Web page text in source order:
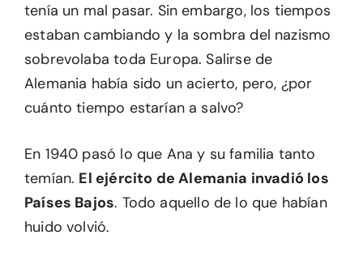
tenía un mal pasar. Sin embargo, los tiempos
estaban cambiando y la sombra del nazismo
sobrevolaba toda Europa. Salirse de
Alemania había sido un acierto, pero, ¿por
cuánto tiempo estarían a salvo?
En 1940 pasó lo que Ana y su familia tanto
temían. El ejército de Alemania invadió los
Países Bajos. Todo aquello de lo que habían
huido volvió.